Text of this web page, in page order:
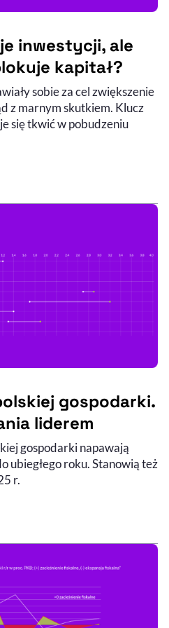
inwestycji, ale
kapitał?
sobie za cel zwiększenie
z marnym skutkiem. Klucz
się tkwić w pobudzeniu
gospodarki.
liderem
gospodarki napawają
ubiegłego roku. Stanowią też
r.